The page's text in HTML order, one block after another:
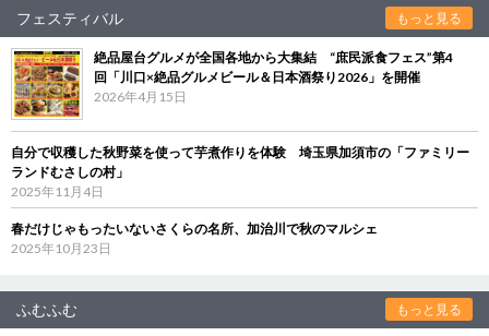
フェスティバル もっと見る
絶品屋台グルメが全国各地から大集結 “庶民派食フェス”第4
回「川口×絶品グルメビール＆日本酒祭り2026」を開催
2026年4月15日
自分で収穫した秋野菜を使って芋煮作りを体験 埼玉県加須市の「ファミリー
ランドむさしの村」
2025年11月4日
春だけじゃもったいないさくらの名所、加治川で秋のマルシェ
2025年10月23日
ふむふむ もっと見る